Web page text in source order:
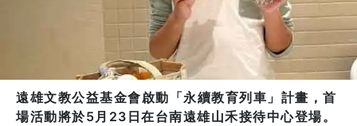
遠雄文教公益基金會啟動「永續教育列車」計畫，首
場活動將於5月23日在台南遠雄山禾接待中心登場。